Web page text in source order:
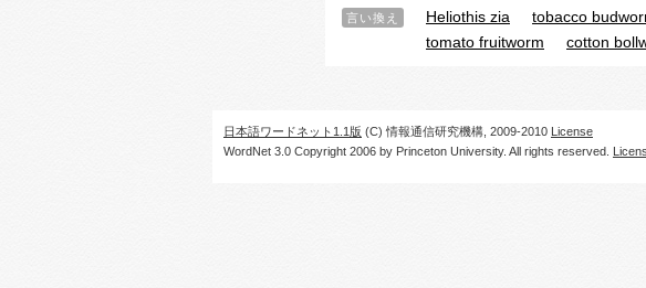
言い換え Heliothis zia tobacco
tomato fruitworm
cotton
日本語ワードネット1.1版 (C) 情報通信研究機構, 2009-2010 License
WordNet 3.0 Copyright 2006 by Princeton University. All rights reserved.